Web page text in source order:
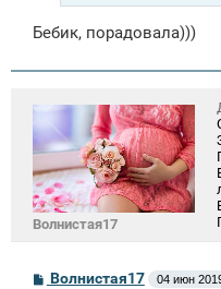
Бебик, порадовала)))
Волнистая17
СВолнистая17 04 июн